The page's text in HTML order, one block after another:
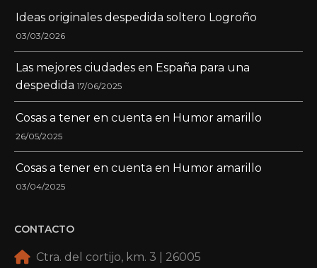
Ideas originales despedida soltero Logroño
03/03/2026
Las mejores ciudades en España para una
despedida 17/06/2025
Cosas a tener en cuenta en Humor amarillo
26/05/2025
Cosas a tener en cuenta en Humor amarillo
03/04/2025
CONTACTO
Ctra. del cortijo, km. 3 | 26005